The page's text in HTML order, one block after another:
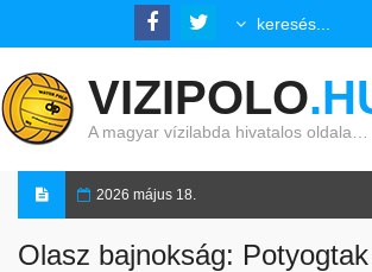
VIZIPOLO
A magyar vízilabda hivatalos oldala…
2026 május 18.
Olasz bajnokság: